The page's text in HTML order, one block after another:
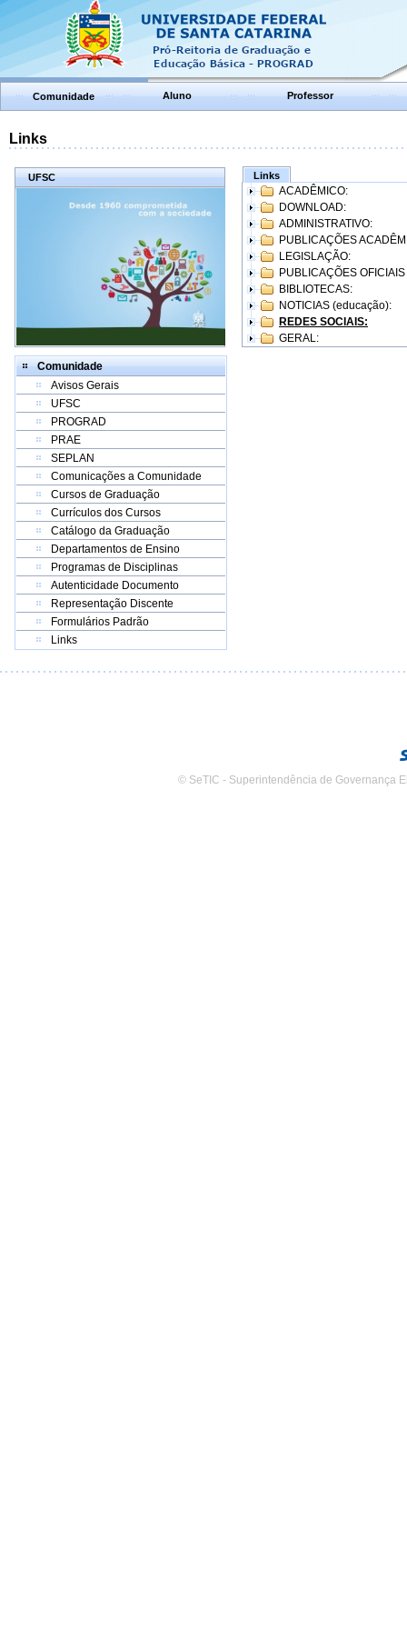
Comunidade Aluno Professor
Links
UFSC
Comunidade
Avisos Gerais
UFSC
PROGRAD
PRAE
SEPLAN
Comunicações a Comunidade
Cursos de Graduação
Currículos dos Cursos
Catálogo da Graduação
Departamentos de Ensino
Programas de Disciplinas
Autenticidade Documento
Representação Discente
Formulários Padrão
Links
Links
ACADÊMICO:
DOWNLOAD:
ADMINISTRATIVO:
PUBLICAÇÕES
LEGISLAÇÃO:
PUBLICAÇÕES
BIBLIOTECAS:
NOTICIAS (educação):
REDES SOCIAIS:
GERAL:
© SeTIC - Superintendência de Governança